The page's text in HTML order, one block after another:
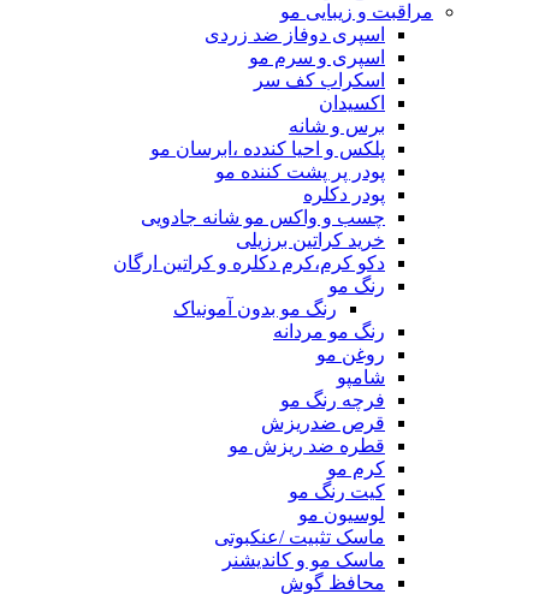
مراقبت و زیبایی مو
اسپری دوفاز ضد زردی
اسپری و سرم مو
اسکراب کف سر
اکسیدان
برس و شانه
پلکس و احیا کندده ،ابرسان مو
پودر پر پشت کننده مو
پودر دکلره
چسب و واکس مو شانه جادویی
خرید کراتین برزیلی
دکو کرم،کرم دکلره و کراتین ارگان
رنگ مو
رنگ مو بدون آمونیاک
رنگ مو مردانه
روغن مو
شامپو
فرچه رنگ مو
قرص ضدریزش
قطره ضد ریزش مو
کرم مو
کیت رنگ مو
لوسیون مو
ماسک تثبیت /عنکبوتی
ماسک مو و کاندیشنر
محافظ گوش